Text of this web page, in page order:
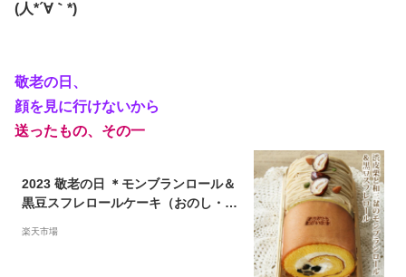
(人*´∀｀*)
敬老の日、
顔を見に行けないから
送ったもの、その一
2023 敬老の日 ＊モンブランロール＆
黒豆スフレロールケーキ（おのし・包
正午12：00受付まで！当日発送／日
楽天市場